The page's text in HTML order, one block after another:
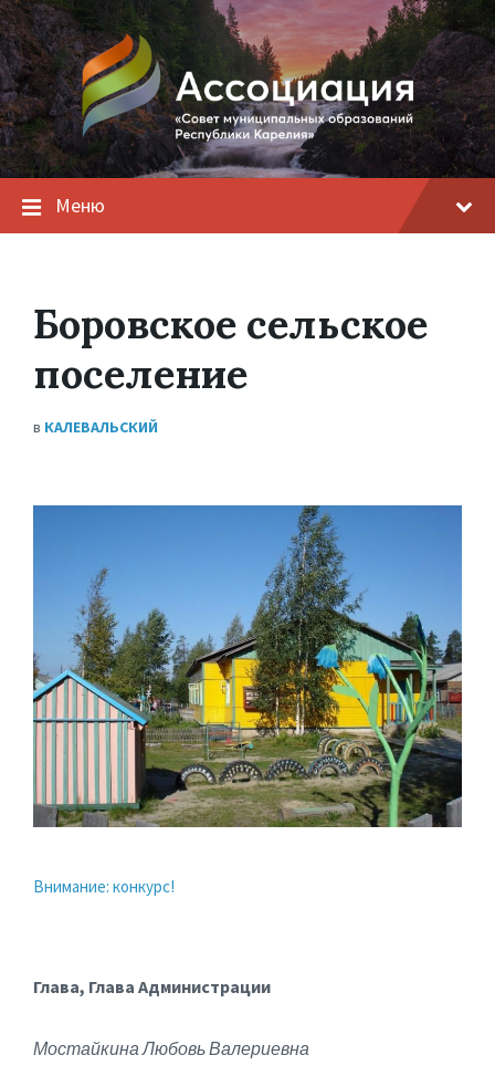
Меню
Боровское сельское
поселение
в КАЛЕВАЛЬСКИЙ
Внимание: конкурс!
Глава, Глава Администрации
Мостайкина Любовь Валериевна